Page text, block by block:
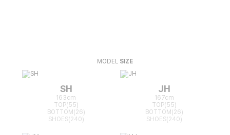
MODEL SIZE
SH
163cm
TOP(55)
BOTTOM(26)
SHOES(240)
JH
167cm
TOP(55)
BOTTOM(26)
SHOES(240)